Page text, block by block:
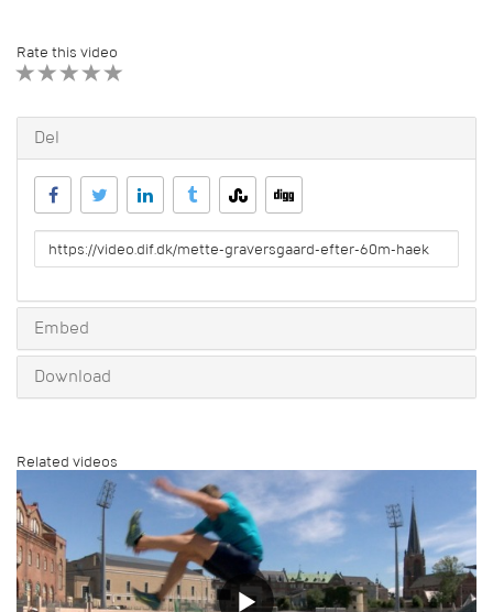
Rate this video
Del
URL
to
Embed
Download
Related videos